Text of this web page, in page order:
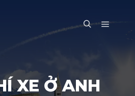
Main
XE Ở ANH